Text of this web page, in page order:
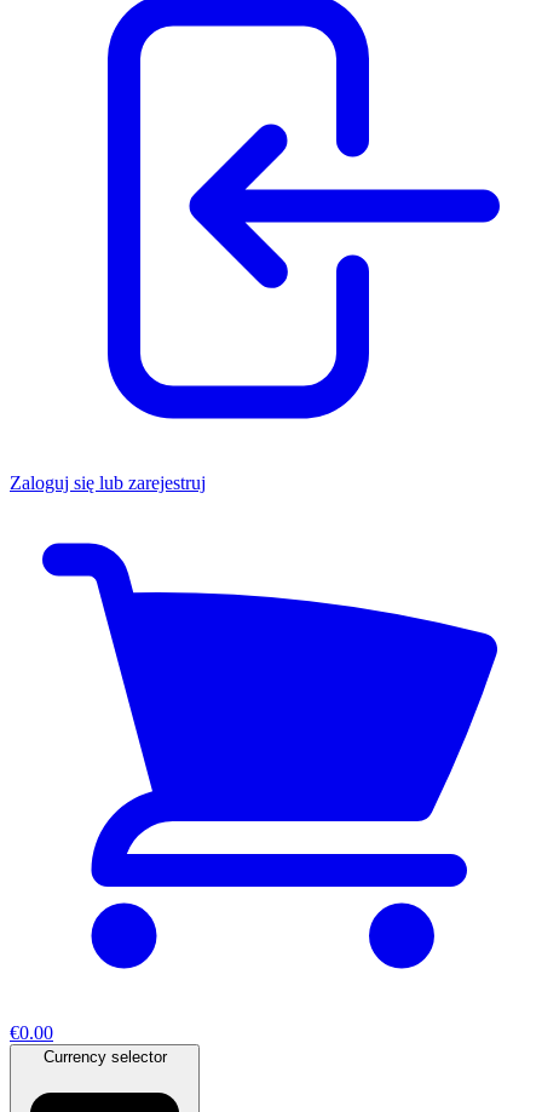
Zaloguj się lub zarejestruj
€0.00
Currency selector